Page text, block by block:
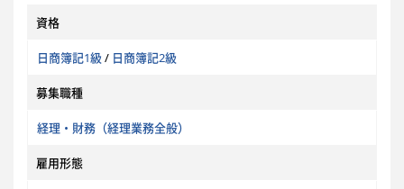
資格
日商簿記1級 / 日商簿記2級
募集職種
経理・財務（経理業務全般）
雇用形態